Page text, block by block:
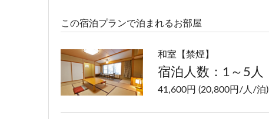
この宿泊プランで泊まれるお部屋
和室【禁煙】
宿泊人数：1～5人
41,600円 (20,800円/人/泊)